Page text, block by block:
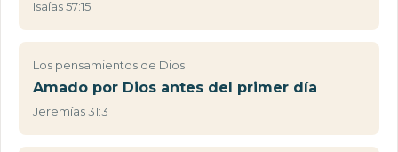
Isaías 57:15
Los pensamientos de Dios
Amado por Dios antes del primer día
Jeremías 31:3